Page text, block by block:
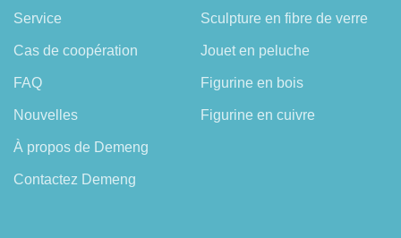
Service
Cas de coopération
FAQ
Nouvelles
À propos de Demeng
Contactez Demeng
Sculpture en fibre de verre
Jouet en peluche
Figurine en bois
Figurine en cuivre